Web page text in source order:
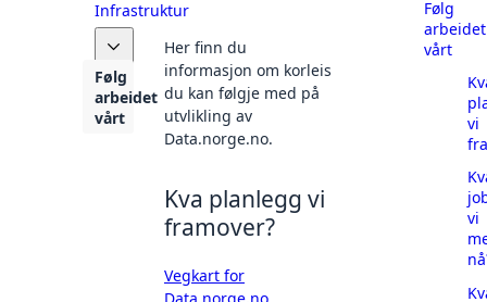
Infrastruktur
API
Følg
arbeidet
vårt
Her finn du
informasjon om korleis
du kan følgje med på
utvlikling av
Data.norge.no.
Kva planlegg vi
framover?
Vegkart for
Følg
arbeidet
vårt
vi
vi